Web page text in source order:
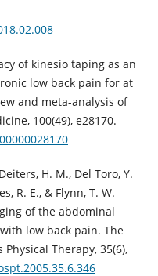
of kinesio taping as an
low back pain for at
and meta-analysis of
100(49), e28170.
H. M., Del Toro, Y.
R. E., & Flynn, T. W.
of the abdominal
low back pain. The
Therapy, 35(6),